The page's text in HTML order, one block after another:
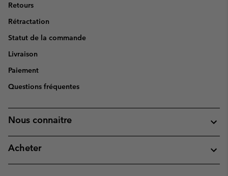
Retours
Rétractation
Statut de la commande
Livraison
Paiement
Questions fréquentes
Nous connaitre
Acheter